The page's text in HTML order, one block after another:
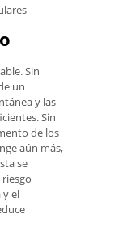
Sin
un
y las
Sin
de los
aún más,
se
y el